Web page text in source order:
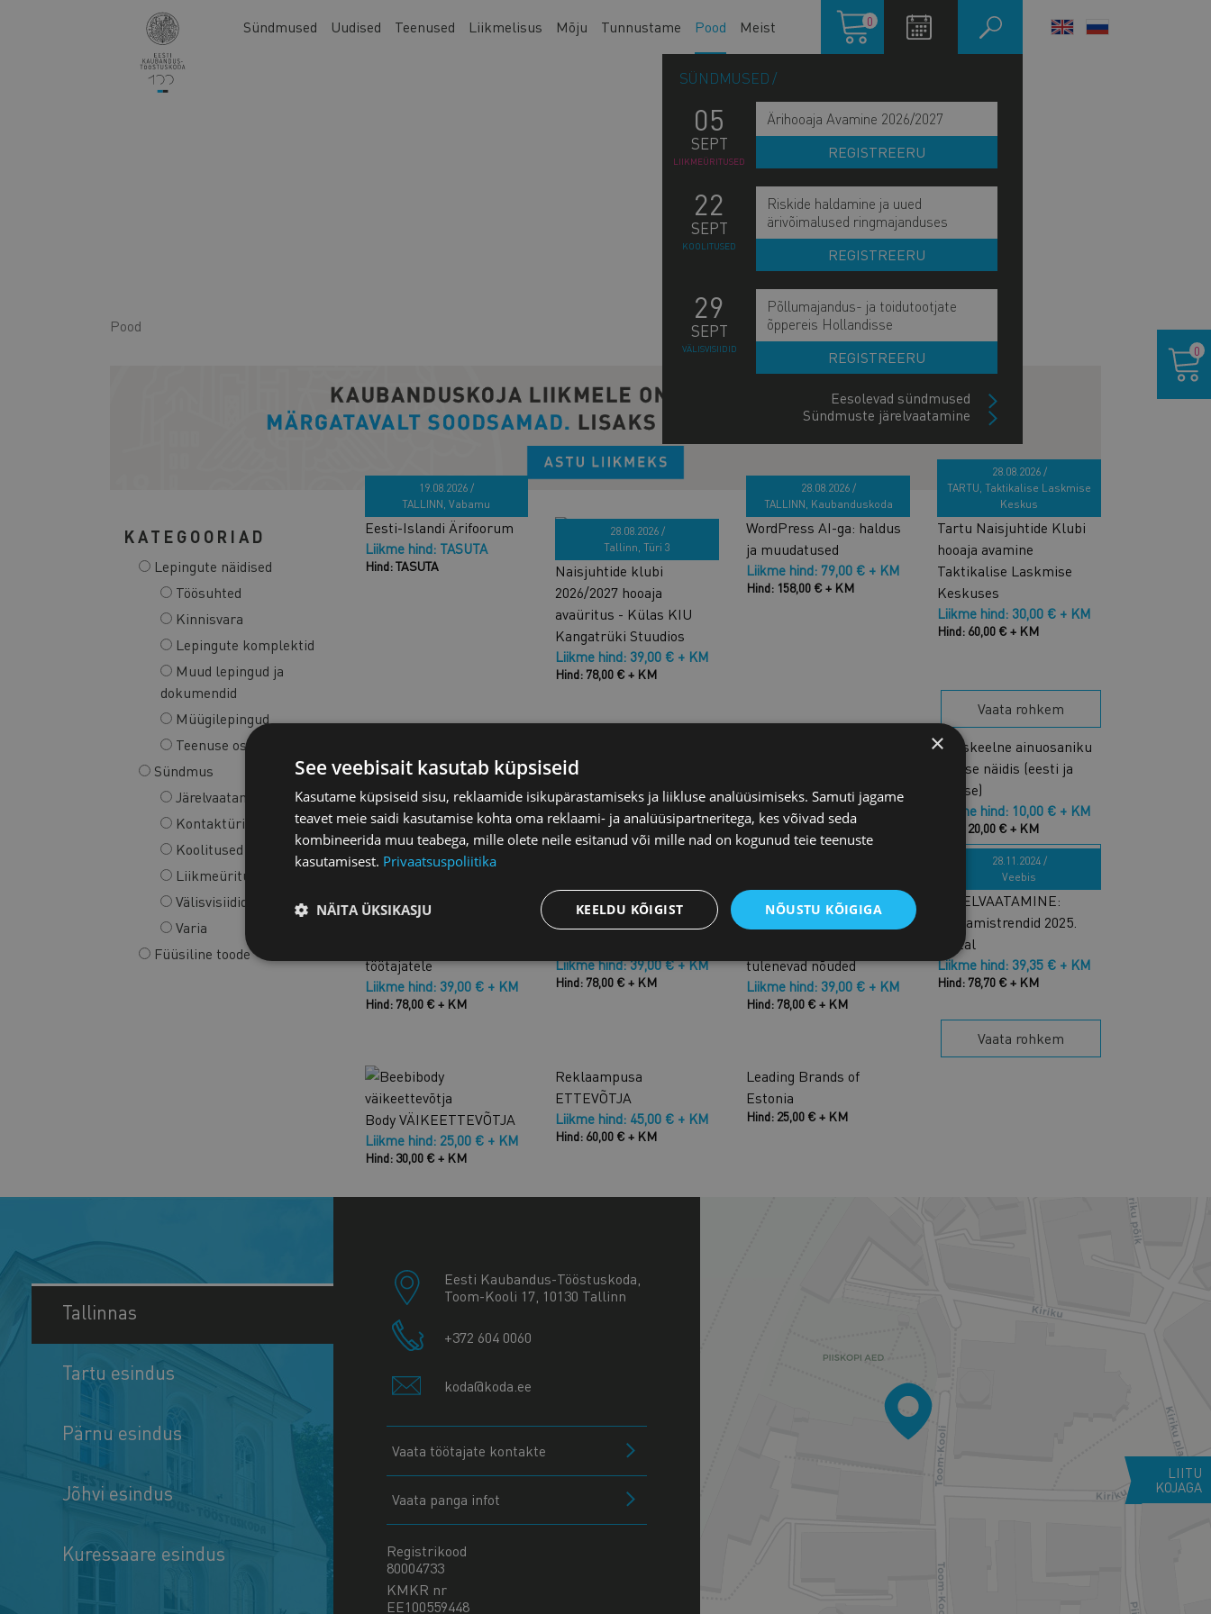
Main
Sündmused Uudised Teenused Liikmelisus Mõju Tunnustame Pood Meist
Ostukorv
0
SÜNDMUSED
05
SEPT
LIIKMEÜRITUSED
Ärihooaja Avamine 2026/2027
REGISTREERU
22
SEPT
KOOLITUSED
Riskide haldamine ja uued
ärivõimalused ringmajanduses
REGISTREERU
29
SEPT
VÄLISVISIIDID
Põllumajandus- ja toidutootjate
õppereis Hollandisse
REGISTREERU
Eesolevad sündmused
Sündmuste järelvaatamine
LANGUAGE
Pood
KATEGOORIAD
Lepingute näidised
Töösuhted
Kinnisvara
Lepingute komplektid
Muud lepingud ja
dokumendid
Müügilepingud
Teenuse osutamine
Sündmus
Järelvaatamine
Kontaktüritused
Koolitused
Liikmeüritused
Välisvisiidid
Varia
Füüsiline toode
19.08.2026 /
TALLINN, Vabamu
Eesti-Islandi Ärifoorum
Liikme hind: TASUTA
Hind: TASUTA
28.08.2026 /
Tallinn, Türi 3
Naisjuhtide klubi
2026/2027 hooaja
avaüritus - Külas KIU
Kangatrüki Stuudios
Liikme hind: 39,00 € + KM
Hind: 78,00 € + KM
28.08.2026 /
TALLINN, Kaubanduskoda
WordPress AI-ga: haldus
ja muudatused
Liikme hind: 79,00 € + KM
Hind: 158,00 € + KM
28.08.2026 /
TARTU, Taktikalise Laskmise
Keskus
Tartu Naisjuhtide Klubi
hooaja avamine
Taktikalise Laskmise
Keskuses
Liikme hind: 30,00 € + KM
Hind: 60,00 € + KM
Vaata rohkem
inglise keeles
Liikme hind: 20,00 € + KM
Hind: 40,00 € + KM
otsuse näidis (eesti ja
inglise)
Liikme hind: 10,00 € + KM
Hind: 20,00 € + KM
Liikme hind: 10,00 € + KM
Hind: 20,00 € + KM
Kakskeelne ainuosaniku
otsuse näidis (eesti ja
inglise)
Liikme hind: 10,00 € + KM
Hind: 20,00 € + KM
Vaata rohkem
24.04.2025 /
JÄRELVAATAMINE:
Tasustamise
töötajatele
Liikme hind: 39,00 € + KM
Hind: 78,00 € + KM
JÄRELVAATAMINE:
Liikme hind: 39,00 € + KM
Hind: 78,00 € + KM
JÄRELVAATAMINE:
tulenevad nõuded
Liikme hind: 39,00 € + KM
Hind: 78,00 € + KM
28.11.2024 /
Veebis
JÄRELVAATAMINE:
Värbamistrendid 2025.
aastal
Liikme hind: 39,35 € + KM
Hind: 78,70 € + KM
Vaata rohkem
Body VÄIKEETTEVÕTJA
Liikme hind: 25,00 € + KM
Hind: 30,00 € + KM
Reklaampusa
ETTEVÕTJA
Liikme hind: 45,00 € + KM
Hind: 60,00 € + KM
Leading Brands of
Estonia
Hind: 25,00 € + KM
0
Tallinnas
Tartu esindus
Pärnu esindus
Jõhvi esindus
Kuressaare esindus
Eesti Kaubandus-Tööstuskoda,
Toom-Kooli 17, 10130 Tallinn
+372 604 0060
koda@koda.ee
Vaata töötajate kontakte
Vaata panga infot
Registrikood
80004733
KMKR nr
EE100559448
LIITU
KOJAGA
×
See veebisait kasutab küpsiseid
Kasutame küpsiseid sisu, reklaamide isikupärastamiseks ja liikluse analüüsimiseks. Samuti jagame
teavet meie saidi kasutamise kohta oma reklaami- ja analüüsipartneritega, kes võivad seda
kombineerida muu teabega, mille olete neile esitanud või mille nad on kogunud teie teenuste
kasutamisest. Privaatsuspoliitika
NÕUSTU KÕIGIGA
KEELDU KÕIGIST
NÄITA ÜKSIKASJU